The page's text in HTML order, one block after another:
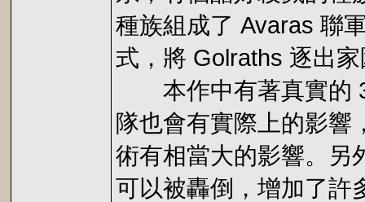
種族組成了 Avaras 聯
式，將 Golraths 逐出
本作中有著真實的
隊也會有實際上的影響
術有相當大的影響。另
可以被轟倒，增加了許